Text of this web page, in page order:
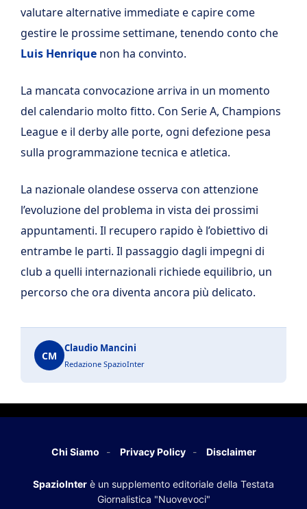
valutare alternative immediate e capire come
gestire le prossime settimane, tenendo conto che
Luis Henrique non ha convinto.
La mancata convocazione arriva in un momento
del calendario molto fitto. Con Serie A, Champions
League e il derby alle porte, ogni defezione pesa
sulla programmazione tecnica e atletica.
La nazionale olandese osserva con attenzione
l’evoluzione del problema in vista dei prossimi
appuntamenti. Il recupero rapido è l’obiettivo di
entrambe le parti. Il passaggio dagli impegni di
club a quelli internazionali richiede equilibrio, un
percorso che ora diventa ancora più delicato.
CM
Claudio Mancini
Redazione SpazioInter
Chi Siamo Privacy Policy Disclaimer
SpazioInter è un supplemento editoriale della Testata
Giornalistica "Nuovevoci"